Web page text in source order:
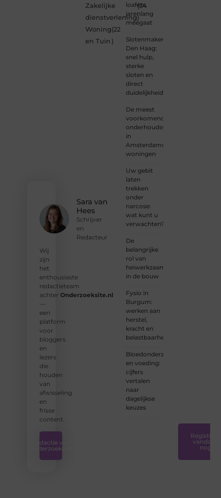
Sara van
Hees
Schrijver
en
Redacteur
Wij
zijn
het
enthousiaste
redactieteam
achter Onderzoeksite.nl
—
een
platform
voor
bloggers
en
lezers
die
houden
van
afwisseling
en
frisse
content.
Redactie van
Onderzoeksite
Zakelijke
dienstverlening
(34
)
Woning
en Tuin
(22
)
loafers
jarenlang
meegaat
Slotenmaker
Den Haag:
snel hulp,
sterke
sloten en
direct
duidelijkheid
De meest
voorkomende
onderhoudswerkzaamheden
in
Amsterdamse
woningen
Uw gebit
laten
trekken
onder
narcose:
wat kunt u
verwachten?
De
belangrijke
rol van
heiwerkzaamheden
in de bouw
Fysio in
Burgum:
werken aan
herstel,
kracht en
belastbaarheid
Bloedonderzoek
en voeding:
cijfers
vertalen
naar
dagelijkse
keuzes
Registreer
vandaag
nog